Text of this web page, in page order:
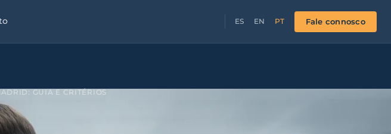
ES EN PT Fale connosco
GUIA E CRITÉRIOS